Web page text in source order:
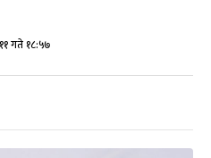
गते १८:५७